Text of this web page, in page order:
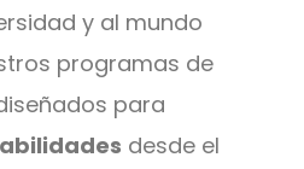
y al mundo
programas de
para
desde el